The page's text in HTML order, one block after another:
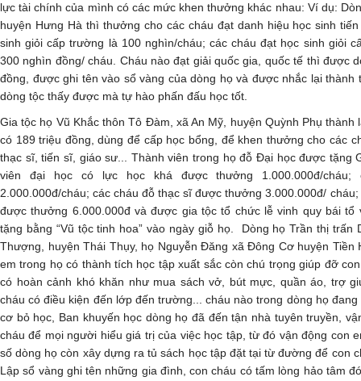
lực tài chính của mình có các mức khen thưởng khác nhau: Ví dụ:
huyện Hưng Hà thì thưởng cho các cháu đạt danh hiệu học sinh
sinh giỏi cấp trường là 100 nghìn/cháu; các cháu đạt học sinh giỏi
300 nghìn đồng/ cháu. Cháu nào đạt giải quốc gia, quốc tế thì được
đồng, được ghi tên vào sổ vàng của dòng họ và được nhắc lại thành
dòng tộc thấy được mà tự hào phấn đấu học tốt.
Gia tộc họ Vũ Khắc thôn Tô Đàm, xã An Mỹ, huyện Quỳnh Phụ
có 189 triệu đồng, dùng để cấp học bổng, để khen thưởng cho các
thạc sĩ, tiến sĩ, giáo sư... Thành viên trong họ đỗ Đại học được tặng
viên đại học có lực học khá được thưởng 1.000.000đ/
2.000.000đ/cháu; các cháu đỗ thạc sĩ được thưởng 3.000.000đ/
được thưởng 6.000.000đ và được gia tộc tổ chức lễ vinh quy bái tổ
tặng bằng “Vũ tộc tinh hoa” vào ngày giỗ họ. Dòng họ Trần thị trấn
Thượng, huyện Thái Thụy, họ Nguyễn Đăng xã Đông Cơ huyện Tiền
em trong họ có thành tích học tập xuất sắc còn chú trọng giúp đỡ
có hoàn cảnh khó khăn như mua sách vở, bút mực, quần áo, trợ
cháu có điều kiện đến lớp đến trường... cháu nào trong dòng họ
cơ bỏ học, Ban khuyến học dòng họ đã đến tận nhà tuyên truyền,
cháu để mọi người hiểu giá trị của việc học tập, từ đó vận động con
số dòng họ còn xây dựng ra tủ sách học tập đặt tại từ đường để con
Lập sổ vàng ghi tên những gia đình, con cháu có tấm lòng hảo tâm